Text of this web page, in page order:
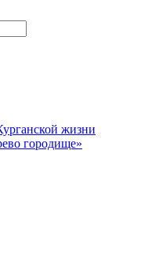
жизни
городище»